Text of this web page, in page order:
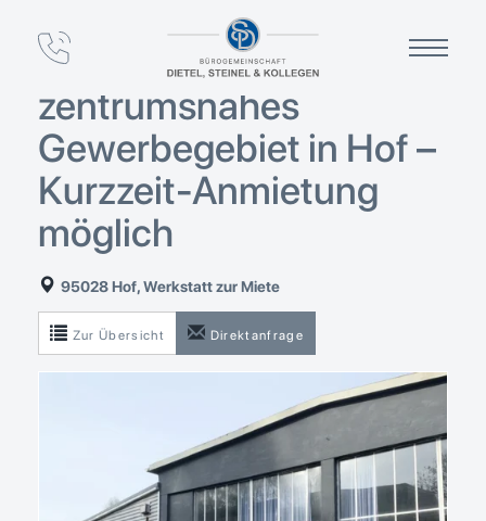
Lagerhalle/Werkstatt
(ca. 380 m²) –
zentrumsnahes
Gewerbegebiet in Hof –
Kurzzeit-Anmietung
möglich
95028 Hof, Werkstatt zur Miete
Zur Übersicht Direktanfrage